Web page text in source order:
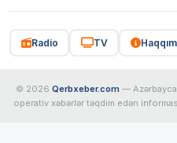
Radio TV
© 2026 Qerbxeber.com —
operativ xəbərlər təqdim edən